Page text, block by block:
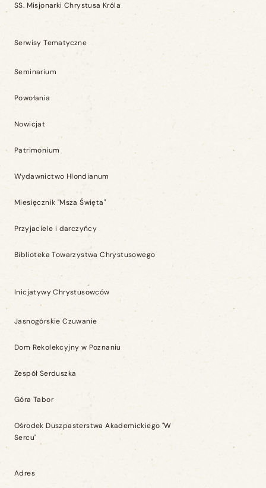
SS. Misjonarki Chrystusa Króla
Serwisy Tematyczne
Seminarium
Powołania
Nowicjat
Patrimonium
Wydawnictwo Hlondianum
Miesięcznik "Msza Święta"
Przyjaciele i darczyńcy
Biblioteka Towarzystwa Chrystusowego
Inicjatywy Chrystusowców
Jasnogórskie Czuwanie
Dom Rekolekcyjny w Poznaniu
Zespół Serduszka
Góra Tabor
Ośrodek Duszpasterstwa Akademickiego "W
Sercu"
Adres